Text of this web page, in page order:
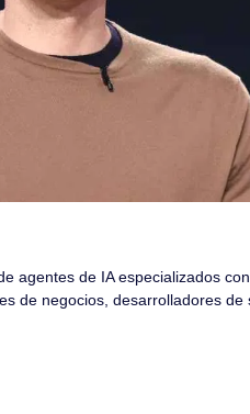
agentes de IA especializados
de negocios, desarrolladores de